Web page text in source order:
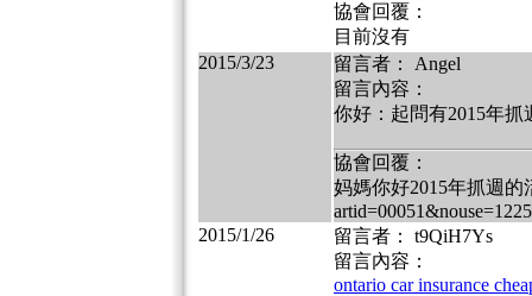
協會回覆：
目前沒有
2015/3/23
留言者： Angel
留言內容：
你好：起問有2015年抓
協會回覆：
妈媽你好2015年抓週的
artid=00051&nouse=1225
2015/1/26
留言者： t9QiH7Ys
留言內容：
ontario car insurance